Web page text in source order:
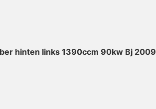
hinten links 1390ccm 90kw Bj 2009